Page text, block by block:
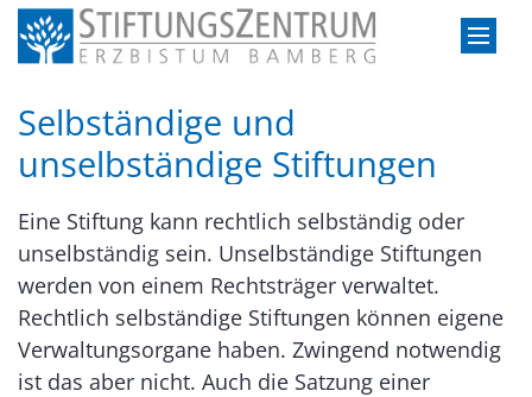
Zum Inhalt springen
Selbständige und
unselbständige Stiftungen
Eine Stiftung kann rechtlich selbständig oder
unselbständig sein. Unselbständige Stiftungen
werden von einem Rechtsträger verwaltet.
Rechtlich selbständige Stiftungen können eigene
Verwaltungsorgane haben. Zwingend notwendig
ist das aber nicht. Auch die Satzung einer